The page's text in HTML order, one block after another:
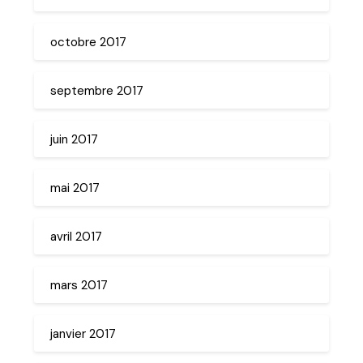
octobre 2017
septembre 2017
juin 2017
mai 2017
avril 2017
mars 2017
janvier 2017